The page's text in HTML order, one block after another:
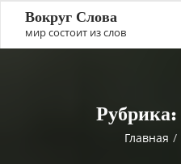
Вокруг Слова
мир состоит из слов
Рубрика:
Главная